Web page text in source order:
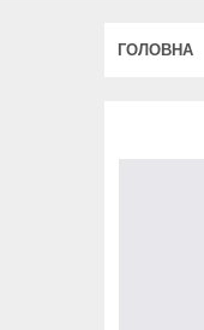
ГОЛОВНА